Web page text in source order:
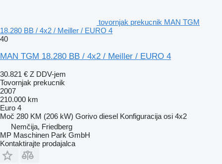
tovornjak prekucnik MAN TGM
18.280 BB / 4x2 / Meiller / EURO 4
40
MAN TGM 18.280 BB / 4x2 / Meiller / EURO 4
30.821 € Z DDV-jem
Tovornjak prekucnik
2007
210.000 km
Euro 4
Moč 280 KM (206 kW) Gorivo diesel Konfiguracija osi 4x2
Nemčija, Friedberg
MP Maschinen Park GmbH
Kontaktirajte prodajalca